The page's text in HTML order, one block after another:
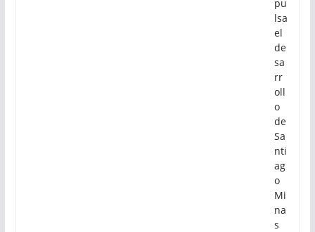
pu
lsa
el
de
sa
rr
oll
o
de
Sa
nti
ag
o
Mi
na
s